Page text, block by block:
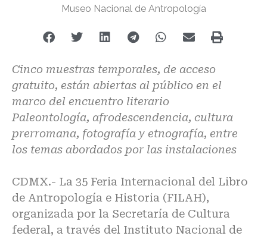
Museo Nacional de Antropología
Cinco muestras temporales, de acceso
gratuito, están abiertas al público en el
marco del encuentro literario
Paleontología, afrodescendencia, cultura
prerromana, fotografía y etnografía, entre
los temas abordados por las instalaciones
CDMX.- La 35 Feria Internacional del Libro
de Antropología e Historia (FILAH),
organizada por la Secretaría de Cultura
federal, a través del Instituto Nacional de